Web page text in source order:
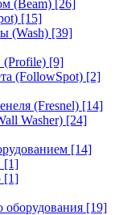
(Beam) [26]
[15]
(Wash) [39]
[9]
(FollowSpot) [2]
(Fresnel) [14]
Washer) [24]
[14]
[1]
[1]
оборудования [19]